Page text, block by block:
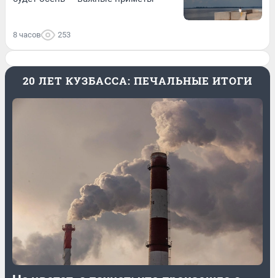
8 часов 253
20 ЛЕТ КУЗБАССА: ПЕЧАЛЬНЫЕ ИТОГИ